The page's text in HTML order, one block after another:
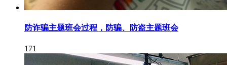
防诈骗主题班会过程，防骗、防盗主题班会
171